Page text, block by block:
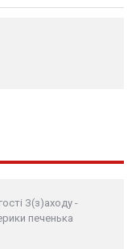
З(з)аходу -
печенька